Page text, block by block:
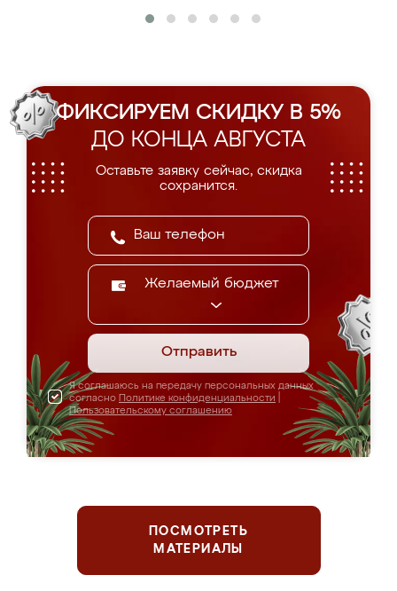
ФИКСИРУЕМ СКИДКУ В 5%
ДО КОНЦА АВГУСТА
Оставьте заявку сейчас, скидка
сохранится.
Желаемый бюджет
Отправить
Я соглашаюсь на передачу персональных данных
согласно Политике конфиденциальности
Пользовательскому соглашению
ПОСМОТРЕТЬ
МАТЕРИАЛЫ